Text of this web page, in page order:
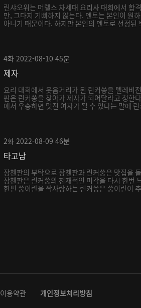
린샤오위는 머렐스 차세대 요리사 대회에서 합
만, 그다지 기뻐하지 않는다. 멘토는 본인이 원
아니기 때문이다. 하지만 본인의 멘토로 선정된
4화 2022-08-10 45분
제자
요리 대회에서 웃음거리가 된 린커쑹을 텔레비
판은 린커쑹을 찾아가 제자가 되어달라고 청한
에서 우승하면 멋진 여자가 될 수 있다는 말에
2화 2022-08-09 46분
타고남
장첸판의 부탁으로 장첸판과 린커쑹은 맛집을
장첸판은 린커쑹의 천재적인 미각을 다시 한번
한편 쑹이란을 짝사랑하는 린커쑹은 쑹이란이
이용약관 개인정보처리방침